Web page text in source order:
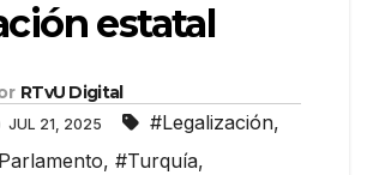
estatal
RTvU Digital
JUL 21, 2025 #Legalización,
, #Turquía,